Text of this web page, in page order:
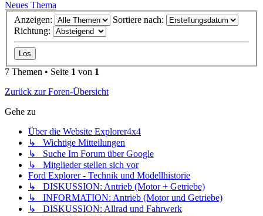
Neues Thema
Anzeigen:
Sortiere nach:
Richtung:
7 Themen • Seite 1 von 1
Zurück zur Foren-Übersicht
Gehe zu
Über die Website Explorer4x4
↳ Wichtige Mitteilungen
↳ Suche Im Forum über Google
↳ Mitglieder stellen sich vor
Ford Explorer - Technik und Modellhistorie
↳ DISKUSSION: Antrieb (Motor + Getriebe)
↳ INFORMATION: Antrieb (Motor und Getriebe)
↳ DISKUSSION: Allrad und Fahrwerk